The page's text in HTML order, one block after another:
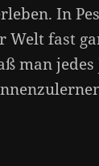
In
Welt fast
man